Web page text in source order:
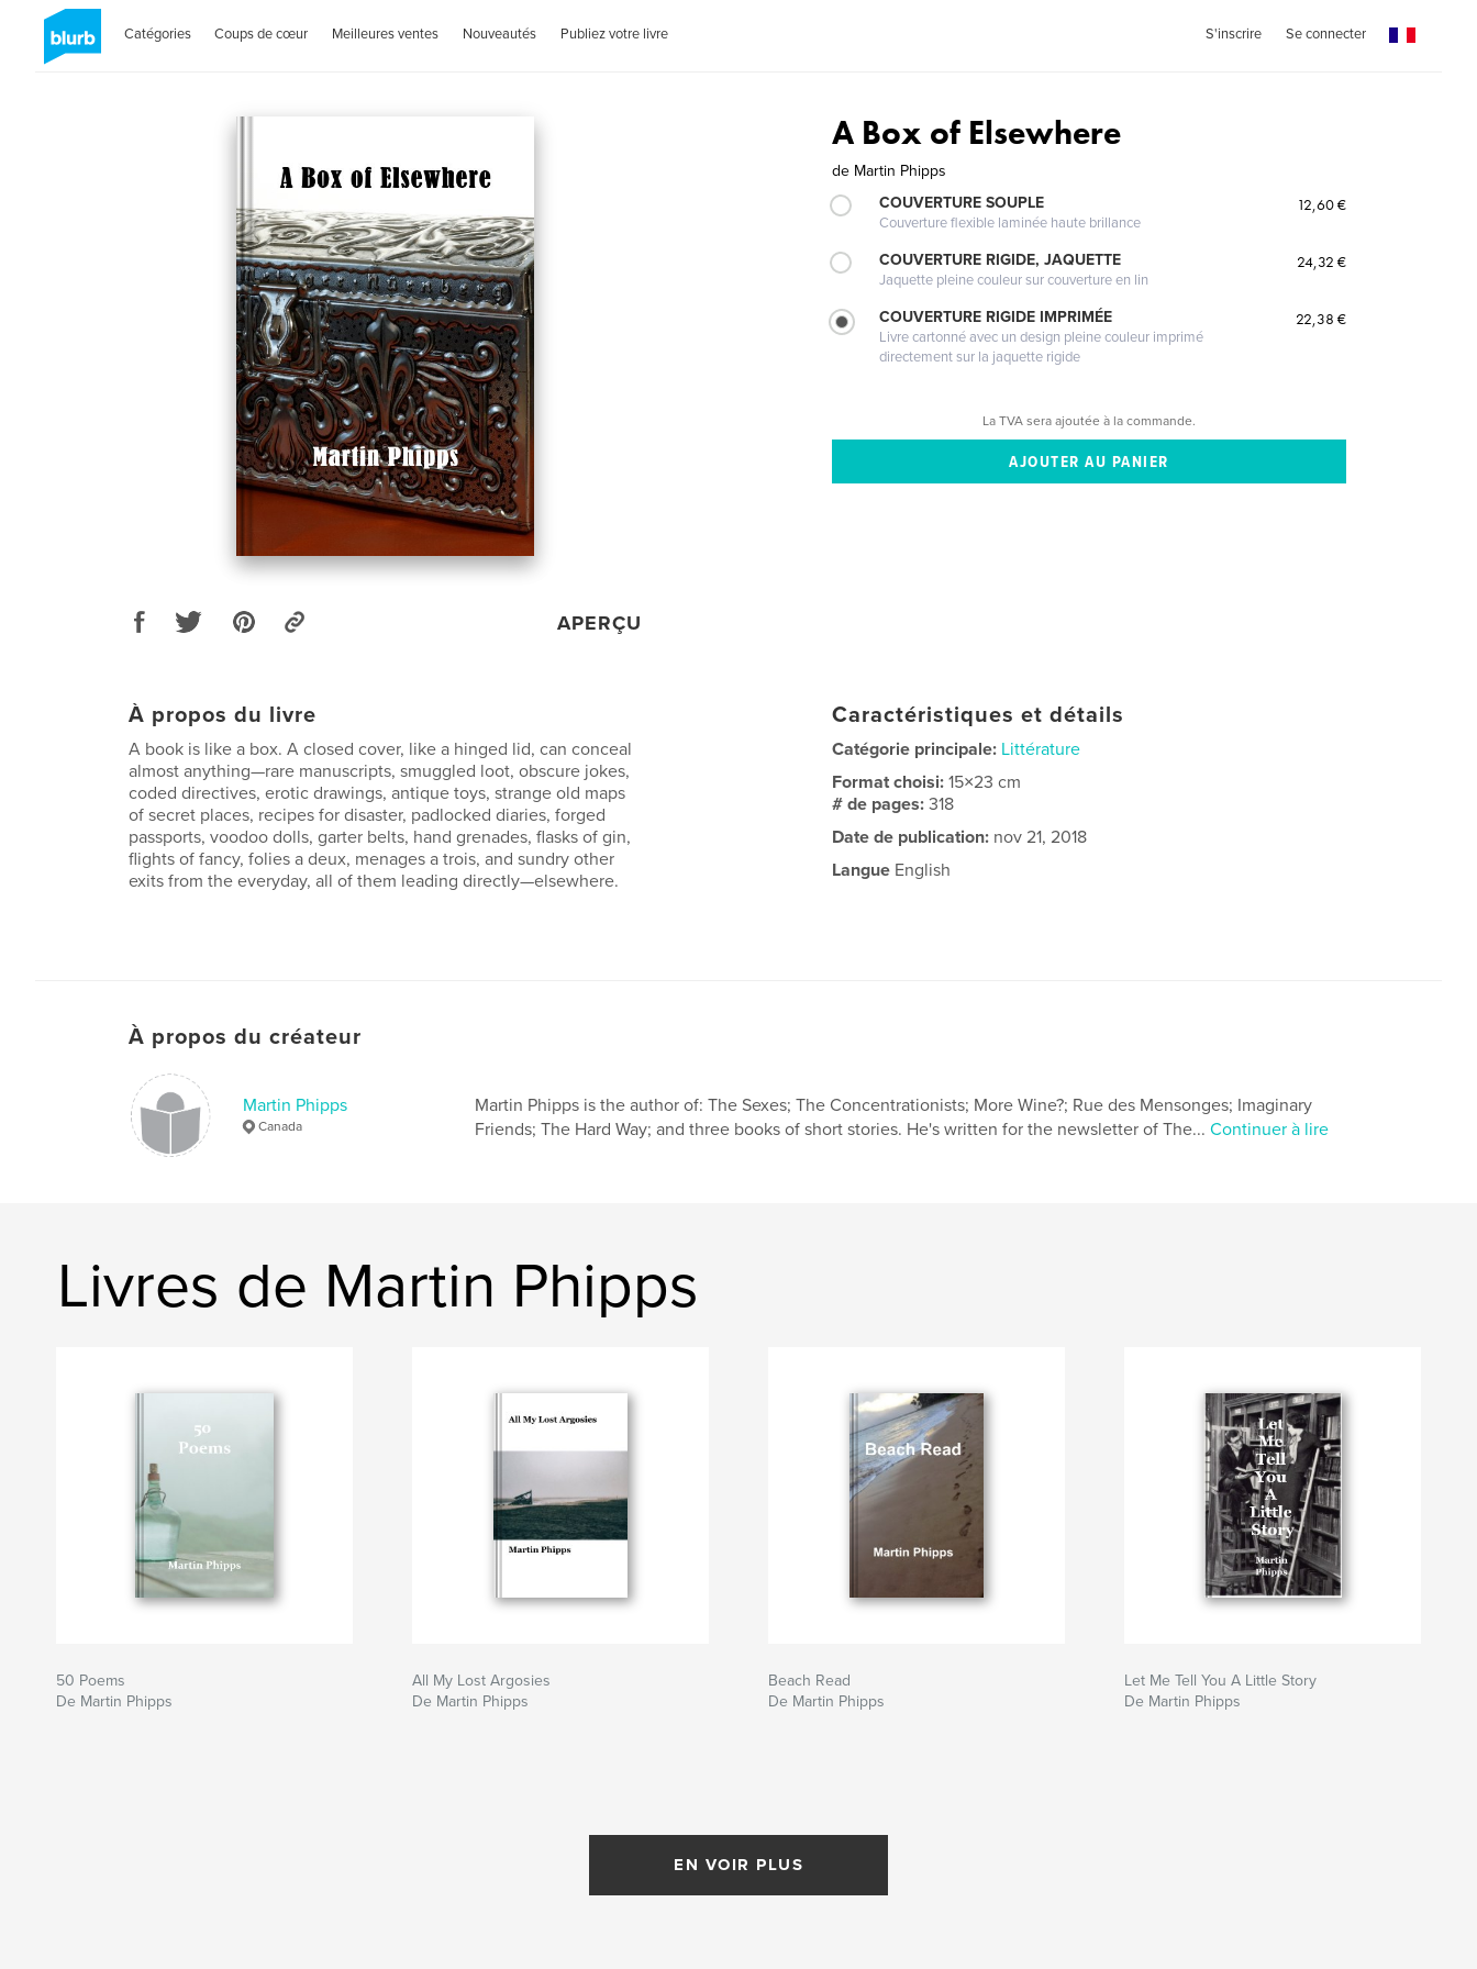
Catégories Coups de cœur Meilleures ventes Nouveautés Publiez votre livre S'inscrire Se connecter
APERÇU
A Box of Elsewhere
de Martin Phipps
COUVERTURE SOUPLE
Couverture flexible laminée haute brillance
12,60 €
COUVERTURE RIGIDE, JAQUETTE
Jaquette pleine couleur sur couverture en lin
24,32 €
COUVERTURE RIGIDE IMPRIMÉE
Livre cartonné avec un design pleine couleur imprimé
directement sur la jaquette rigide
22,38 €
La TVA sera ajoutée à la commande.
À propos du livre
A book is like a box. A closed cover, like a hinged lid, can conceal
almost anything—rare manuscripts, smuggled loot, obscure jokes,
coded directives, erotic drawings, antique toys, strange old maps
of secret places, recipes for disaster, padlocked diaries, forged
passports, voodoo dolls, garter belts, hand grenades, flasks of gin,
flights of fancy, folies a deux, menages a trois, and sundry other
exits from the everyday, all of them leading directly—elsewhere.
Caractéristiques et détails
Catégorie principale: Littérature
Format choisi:15×23 cm
# de pages:318
Date de publication: nov 21, 2018
Langue English
À propos du créateur
Martin Phipps
Canada
Martin Phipps is the author of: The Sexes; The Concentrationists; More Wine?; Rue des Mensonges; Imaginary
Friends; The Hard Way; and three books of short stories. He's written for the newsletter of The... Continuer à lire
Livres de Martin Phipps
50 Poems
De Martin Phipps
All My Lost Argosies
De Martin Phipps
Beach Read
De Martin Phipps
Let Me Tell You A Little Story
De Martin Phipps
EN VOIR PLUS